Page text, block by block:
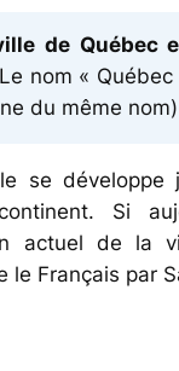
de Québec
Le nom «
du même
se développe
Si
actuel de la
le Français par